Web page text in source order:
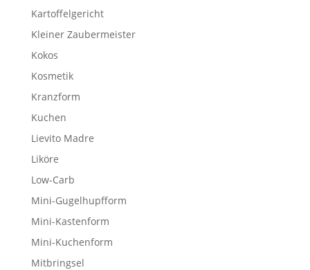
Kartoffelgericht
Kleiner Zaubermeister
Kokos
Kosmetik
Kranzform
Kuchen
Lievito Madre
Liköre
Low-Carb
Mini-Gugelhupfform
Mini-Kastenform
Mini-Kuchenform
Mitbringsel